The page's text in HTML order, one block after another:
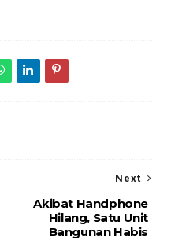
Next
Akibat Handphone
Hilang, Satu Unit
Bangunan Habis